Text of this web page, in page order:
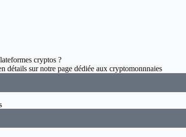
cryptos ?
détails sur notre page dédiée aux cryptomonnnaies